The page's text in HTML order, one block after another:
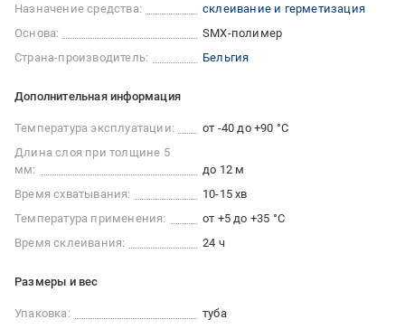
Назначение средства:
склеивание и герметизация
Основа:
SMX-полимер
Страна-производитель:
Бельгия
Дополнительная информация
Температура эксплуатации:
от -40 до +90 °C
Длина слоя при толщине 5
мм:
до 12 м
Время схватывания:
10-15 хв
Температура применения:
от +5 до +35 °С
Время склеивания:
24 ч
Размеры и вес
Упаковка:
туба